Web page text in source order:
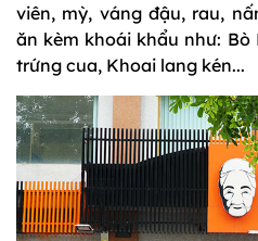
viên, mỳ, váng đậu, rau,
ăn kèm khoái khẩu như: Bò
trứng cua, Khoai lang kén...